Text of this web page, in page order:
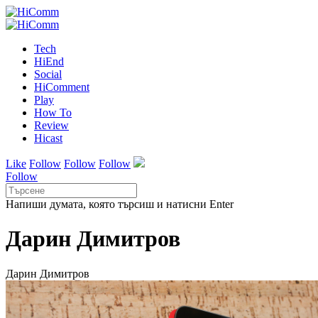
Tech
HiEnd
Social
HiComment
Play
How To
Review
Hicast
Like Follow Follow Follow
Follow
Напиши думата, която търсиш и натисни Enter
Дарин Димитров
Дарин Димитров